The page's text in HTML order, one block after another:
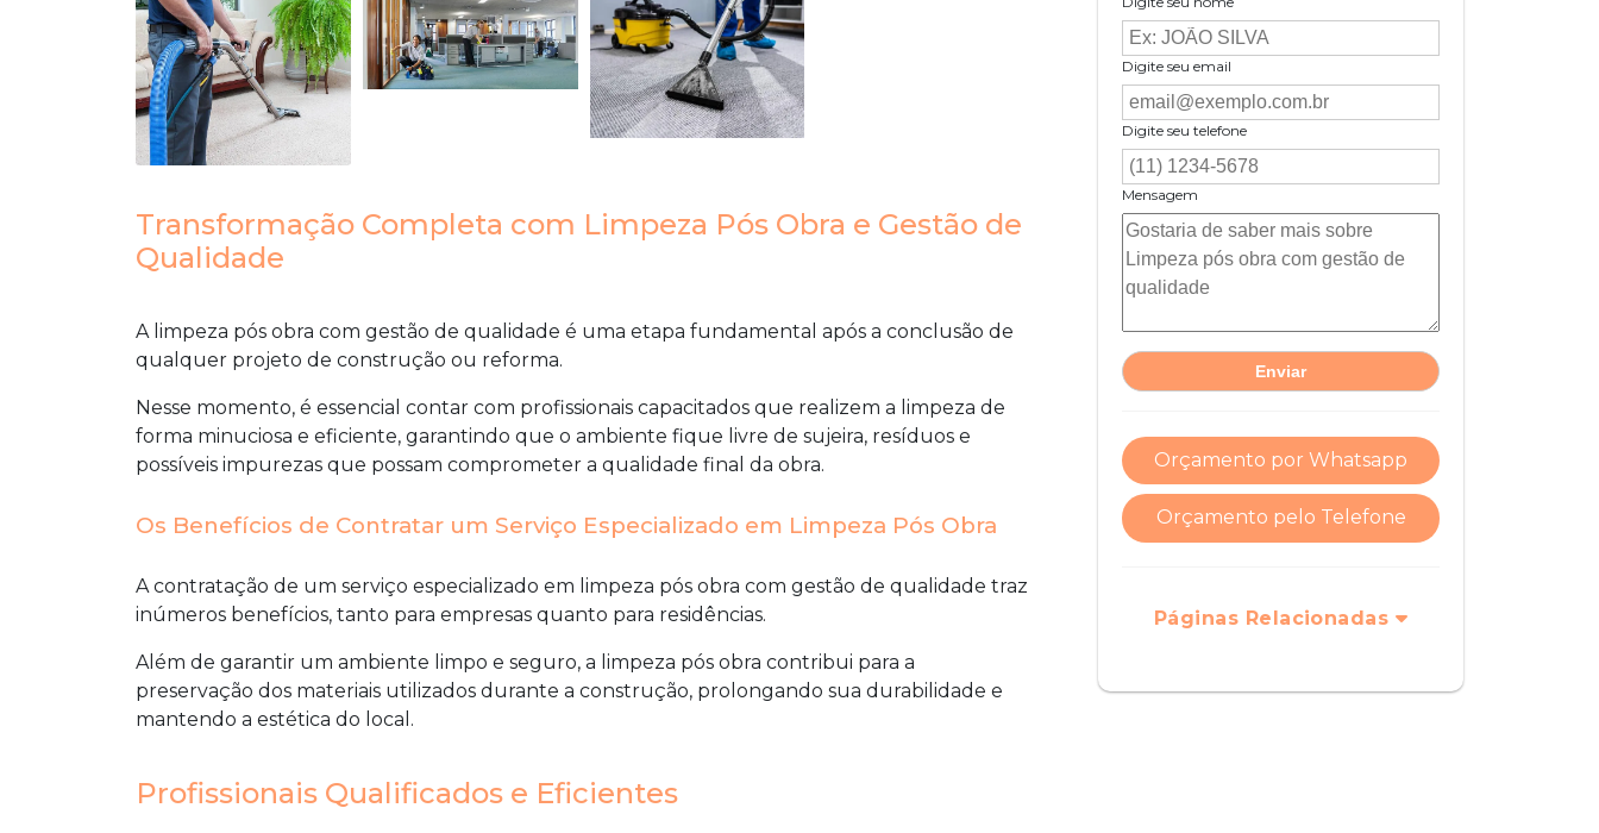
Transformação Completa com Limpeza Pós Obra e Gestão de
Qualidade
A limpeza pós obra com gestão de qualidade é uma etapa fundamental após a conclusão de
qualquer projeto de construção ou reforma.
Nesse momento, é essencial contar com profissionais capacitados que realizem a limpeza de
forma minuciosa e eficiente, garantindo que o ambiente fique livre de sujeira, resíduos e
possíveis impurezas que possam comprometer a qualidade final da obra.
Os Benefícios de Contratar um Serviço Especializado em Limpeza Pós Obra
A contratação de um serviço especializado em limpeza pós obra com gestão de qualidade traz
inúmeros benefícios, tanto para empresas quanto para residências.
Além de garantir um ambiente limpo e seguro, a limpeza pós obra contribui para a
preservação dos materiais utilizados durante a construção, prolongando sua durabilidade e
mantendo a estética do local.
Profissionais Qualificados e Eficientes
Digite seu email
Digite seu telefone
Mensagem
Orçamento por Whatsapp
Orçamento pelo Telefone
Páginas Relacionadas